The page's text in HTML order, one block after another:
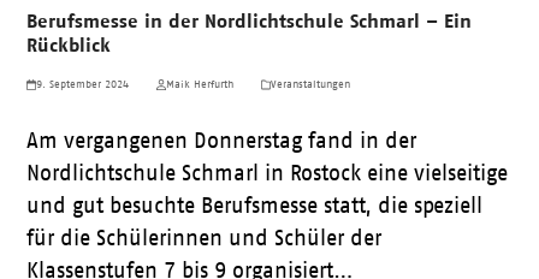
Berufsmesse in der Nordlichtschule Schmarl – Ein
Rückblick
9. September 2024 Maik Herfurth Veranstaltungen
Am vergangenen Donnerstag fand in der
Nordlichtschule Schmarl in Rostock eine vielseitige
und gut besuchte Berufsmesse statt, die speziell
für die Schülerinnen und Schüler der
Klassenstufen 7 bis 9 organisiert…